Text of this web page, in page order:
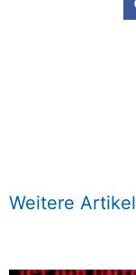
Weitere Artikel